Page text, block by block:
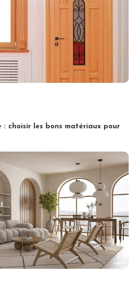
: choisir les bons matériaux pour